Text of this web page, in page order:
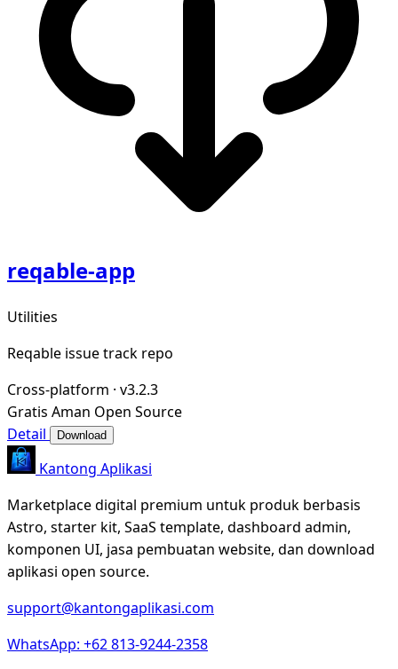
reqable-app
Utilities
Reqable issue track repo
Cross-platform · v3.2.3
Gratis Aman Open Source
Detail
Download
Kantong Aplikasi
Marketplace digital premium untuk produk berbasis
Astro, starter kit, SaaS template, dashboard admin,
komponen UI, jasa pembuatan website, dan download
aplikasi open source.
support@kantongaplikasi.com
WhatsApp: +62 813-9244-2358